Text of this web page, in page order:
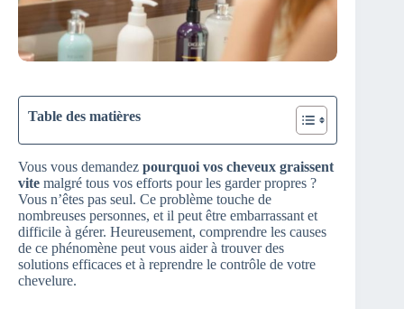
Table des matières
Vous vous demandez pourquoi vos cheveux graissent
vite malgré tous vos efforts pour les garder propres ?
Vous n’êtes pas seul. Ce problème touche de
nombreuses personnes, et il peut être embarrassant et
difficile à gérer. Heureusement, comprendre les causes
de ce phénomène peut vous aider à trouver des
solutions efficaces et à reprendre le contrôle de votre
chevelure.